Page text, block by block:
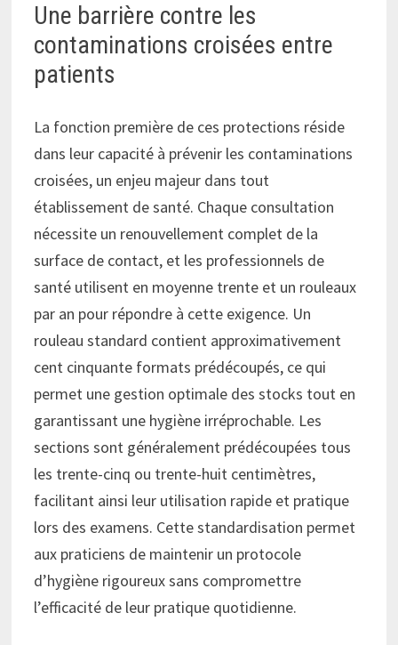
Une barrière contre les
contaminations croisées entre
patients
La fonction première de ces protections réside
dans leur capacité à prévenir les contaminations
croisées, un enjeu majeur dans tout
établissement de santé. Chaque consultation
nécessite un renouvellement complet de la
surface de contact, et les professionnels de
santé utilisent en moyenne trente et un rouleaux
par an pour répondre à cette exigence. Un
rouleau standard contient approximativement
cent cinquante formats prédécoupés, ce qui
permet une gestion optimale des stocks tout en
garantissant une hygiène irréprochable. Les
sections sont généralement prédécoupées tous
les trente-cinq ou trente-huit centimètres,
facilitant ainsi leur utilisation rapide et pratique
lors des examens. Cette standardisation permet
aux praticiens de maintenir un protocole
d’hygiène rigoureux sans compromettre
l’efficacité de leur pratique quotidienne.